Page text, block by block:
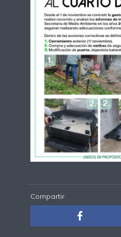
Compartir